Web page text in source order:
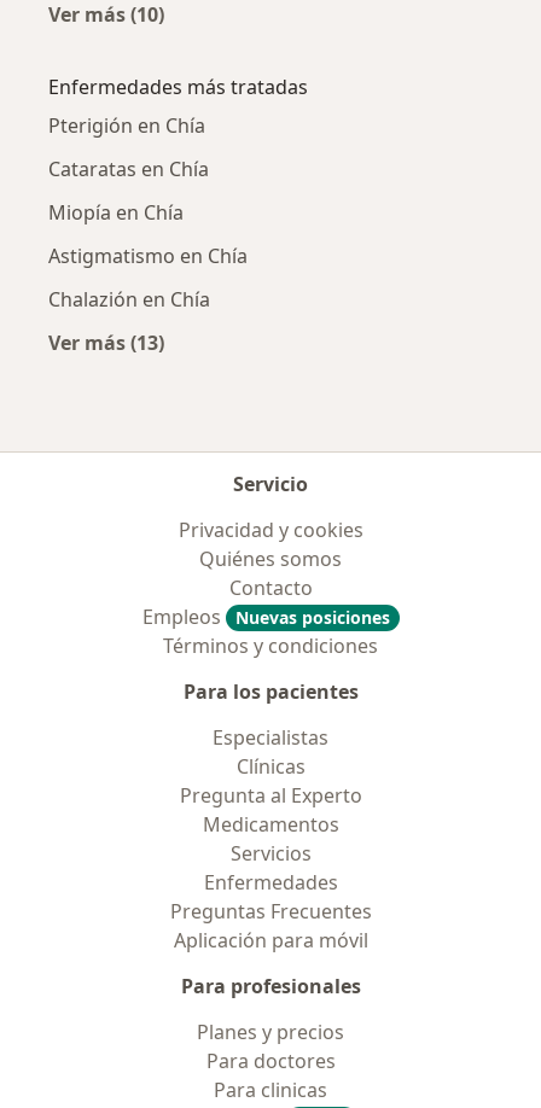
Ver más (10)
Enfermedades más tratadas
Pterigión en Chía
Cataratas en Chía
Miopía en Chía
Astigmatismo en Chía
Chalazión en Chía
Ver más (13)
Servicio
Privacidad y cookies
Quiénes somos
Contacto
Empleos
Nuevas posiciones
Términos y condiciones
Para los pacientes
Especialistas
Clínicas
Pregunta al Experto
Medicamentos
Servicios
Enfermedades
Preguntas Frecuentes
Aplicación para móvil
Para profesionales
Planes y precios
Para doctores
Para clinicas